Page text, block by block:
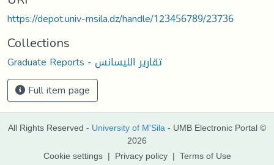
https://depot.univ-msila.dz/handle/123456789/23736
Collections
Graduate Reports - تقارير الليسانس
Full item page
All Rights Reserved - University of M'Sila - UMB Electronic Portal ©
2026
Cookie settings | Privacy policy | Terms of Use